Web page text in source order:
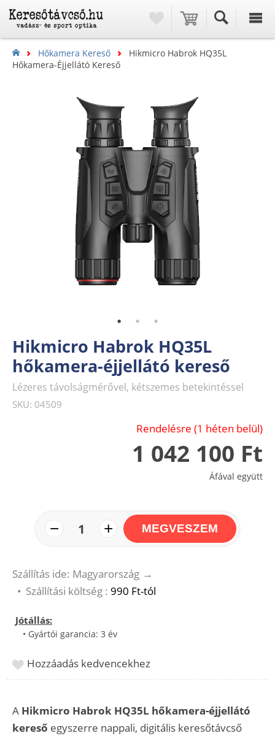
Hőkamera Kereső
Hikmicro Habrok HQ35L
Hőkamera-Éjjellátó Kereső
Hikmicro Habrok HQ35L
hőkamera-éjjellátó kereső
Lézeres távolságmérővel, kétszemes betekintéssel
SKU: 04509
Rendelésre (1 héten belül)
1 042 100 Ft
Áfával együtt
− 1 + MEGVESZEM
Szállítás ide: Magyarország →
• Szállítási költség : 990 Ft-tól
Jótállás:
• Gyártói garancia: 3 év
Hozzáadás kedvencekhez
A Hikmicro Habrok HQ35L hőkamera-éjjellátó
kereső egyszerre nappali, digitális keresőtávcső